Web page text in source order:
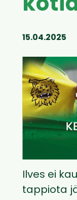
15.04.2025
Ilves ei
tappiota